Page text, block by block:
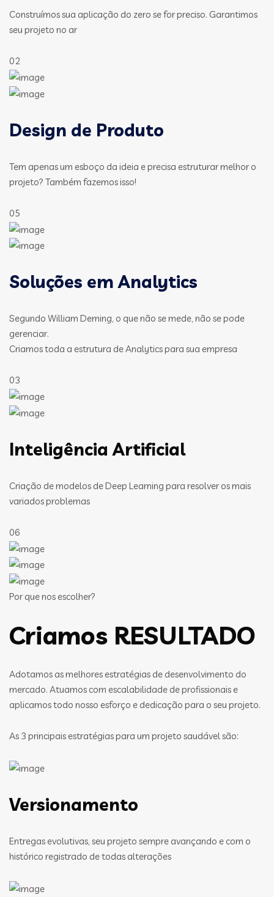
Construímos sua aplicação do zero se for preciso. Garantimos
seu projeto no ar
02
Design de Produto
Tem apenas um esboço da ideia e precisa estruturar melhor o
projeto? Também fazemos isso!
05
Soluções em Analytics
Segundo William Deming, o que não se mede, não se pode
gerenciar.
Criamos toda a estrutura de Analytics para sua empresa
03
Inteligência Artificial
Criação de modelos de Deep Learning para resolver os mais
variados problemas
06
Por que nos escolher?
Criamos RESULTADO
Adotamos as melhores estratégias de desenvolvimento do
mercado. Atuamos com escalabilidade de profissionais e
aplicamos todo nosso esforço e dedicação para o seu projeto.
As 3 principais estratégias para um projeto saudável são:
Versionamento
Entregas evolutivas, seu projeto sempre avançando e com o
histórico registrado de todas alterações